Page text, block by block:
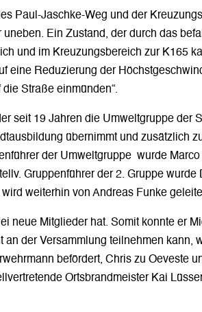
Paul-Jaschke-Weg und der
Ein Zustand, der durch das
und im Kreuzungsbereich zur K165
eine Reduzierung der
Straße einmünden“.
seit 19 Jahren die Umweltgruppe der
übernimmt und zusätzlich
der Umweltgruppe wurde
Gruppenführer der 2. Gruppe wurde
weiterhin von Andreas Funke
neue Mitglieder hat. Somit konnte er
an der Versammlung teilnehmen kann,
befördert, Chris zu Oeveste
Ortsbrandmeister Kai